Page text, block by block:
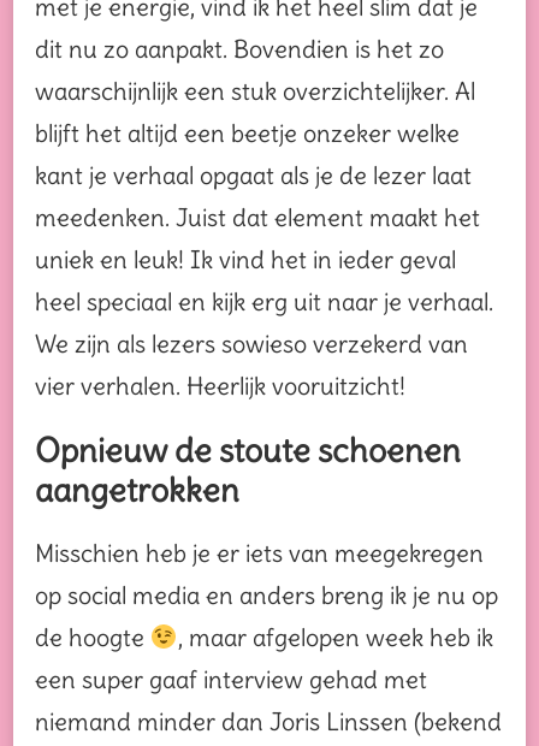
met je energie, vind ik het heel slim dat je
dit nu zo aanpakt. Bovendien is het zo
waarschijnlijk een stuk overzichtelijker. Al
blijft het altijd een beetje onzeker welke
kant je verhaal opgaat als je de lezer laat
meedenken. Juist dat element maakt het
uniek en leuk! Ik vind het in ieder geval
heel speciaal en kijk erg uit naar je verhaal.
We zijn als lezers sowieso verzekerd van
vier verhalen. Heerlijk vooruitzicht!
Opnieuw de stoute schoenen
aangetrokken
Misschien heb je er iets van meegekregen
op social media en anders breng ik je nu op
de hoogte
, maar afgelopen week heb ik
een super gaaf interview gehad met
niemand minder dan Joris Linssen (bekend